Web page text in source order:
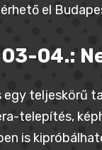
el
04.:
egy teljeskörű
telepítés,
is